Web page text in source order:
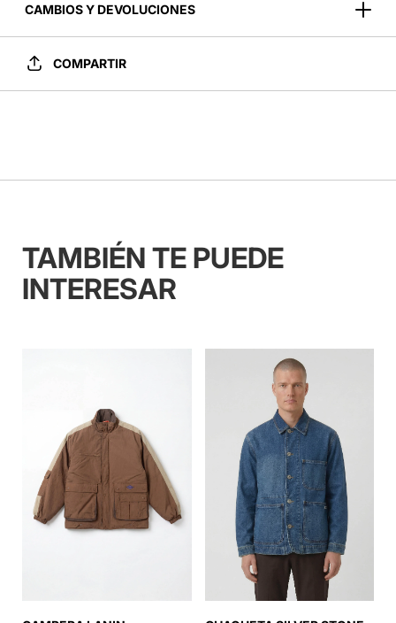
CAMBIOS Y DEVOLUCIONES
COMPARTIR
TAMBIÉN TE PUEDE
INTERESAR